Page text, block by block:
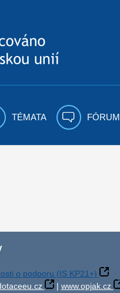
TÉMATA FÓRUM
o podporu (IS KP21+)
| www.opjak.cz